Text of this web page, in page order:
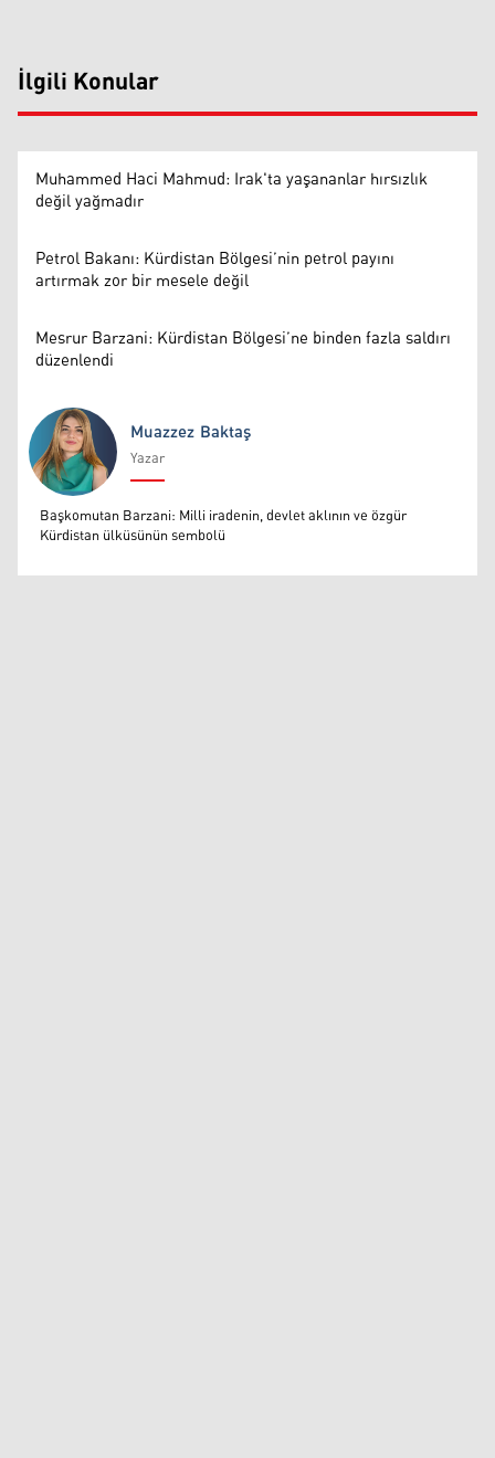
İlgili Konular
Muhammed Haci Mahmud: Irak'ta yaşananlar hırsızlık
değil yağmadır
Petrol Bakanı: Kürdistan Bölgesi’nin petrol payını
artırmak zor bir mesele değil
Mesrur Barzani: Kürdistan Bölgesi’ne binden fazla saldırı
düzenlendi
Muazzez Baktaş
Muazzez Baktaş
Yazar
Başkomutan Barzani: Milli iradenin, devlet aklının ve özgür
Kürdistan ülküsünün sembolü